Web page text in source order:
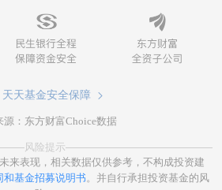
天天基金安全保障
源：东方财富Choice数据
风险提示
来表现，相关数据仅供参考，不构成投资建
和基金招募说明书。并自行承担投资基金的风